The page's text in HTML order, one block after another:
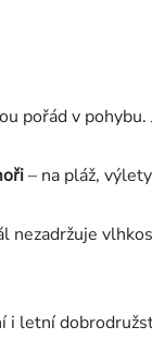
pořád v pohybu.
– na pláž,
nezadržuje
i letní